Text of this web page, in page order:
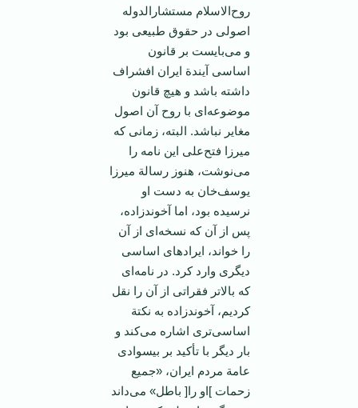
روح‌الاسلام‌ مستشارالدوله‌
اصولی‌ در حقوق‌ طبیعی‌ بود
و می‌بایست‌ بر قانون‌
اساسی‌ آیندة‌ ایران‌ افشراف‌
داشته‌ باشد و هیچ‌ قانون‌
موضوعه‌ای‌ با روح‌ آن‌ اصول‌
مغایر نباشد. البته‌، زمانی‌ كه‌
میرزا فتح‌علی‌ این‌ نامه‌ را
می‌نوشت‌، هنوز رسالة‌ میرزا
یوسف‌خان‌ به‌ دست‌ او
نرسیده‌ بود، اما آخوندزاده‌،
پس‌ از آن ‌كه‌ نسخه‌ای‌ از آن‌
را خواند، ایرادهای‌ اساسی‌
دیگری ‌وارد كرد. در نامه‌ای‌
كه‌ بالاتر فقراتی‌ از آن‌ را نقل‌
كردیم‌، آخوندزاده‌ به‌ نكتة‌
اساسی‌تری‌ اشاره‌ می‌كند و
بار دیگر با تأكید بر بیسوادی‌
عامة‌ مردم‌ ایران‌، «جمیع‌
زحمات‌ ]او را[ باطل‌» می‌داند